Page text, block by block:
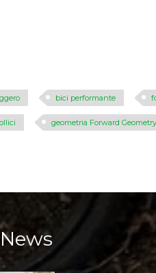
bici performante
geometria Forward Geometry
News